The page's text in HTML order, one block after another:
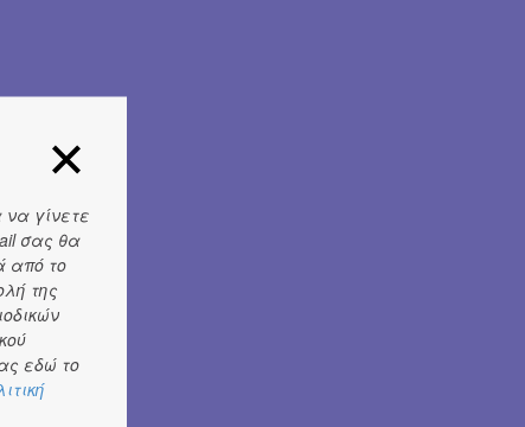
γίνετε
σας θα
από το
της
εδώ το